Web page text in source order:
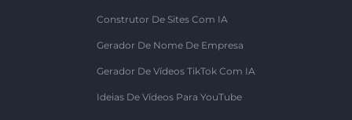
Construtor De Sites Com IA
Gerador De Nome De Empresa
Gerador De Vídeos TikTok Com IA
Ideias De Vídeos Para YouTube